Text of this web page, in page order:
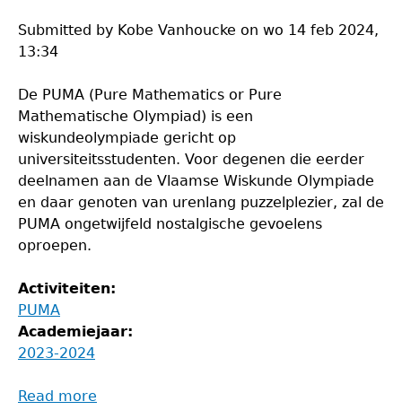
Submitted by Kobe Vanhoucke on wo 14 feb 2024,
13:34
De PUMA (Pure Mathematics or Pure
Mathematische Olympiad) is een
wiskundeolympiade gericht op
universiteitsstudenten. Voor degenen die eerder
deelnamen aan de Vlaamse Wiskunde Olympiade
en daar genoten van urenlang puzzelplezier, zal de
PUMA ongetwijfeld nostalgische gevoelens
oproepen.
Activiteiten:
PUMA
Academiejaar:
2023-2024
Read more